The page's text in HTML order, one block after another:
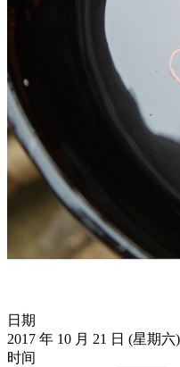
日期
2017 年 10 月 21 日 (星期
时间